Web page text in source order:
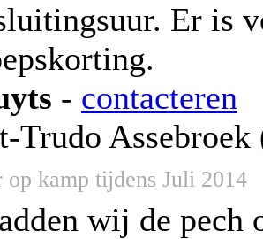
Er is
- contacteren
Trudo
kamp tijdens Juli 2014
wij de